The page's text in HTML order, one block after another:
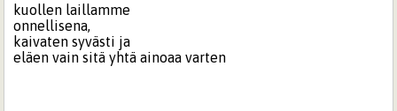
kuollen laillamme
onnellisena,
kaivaten syvästi ja
eläen vain sitä yhtä ainoaa varten